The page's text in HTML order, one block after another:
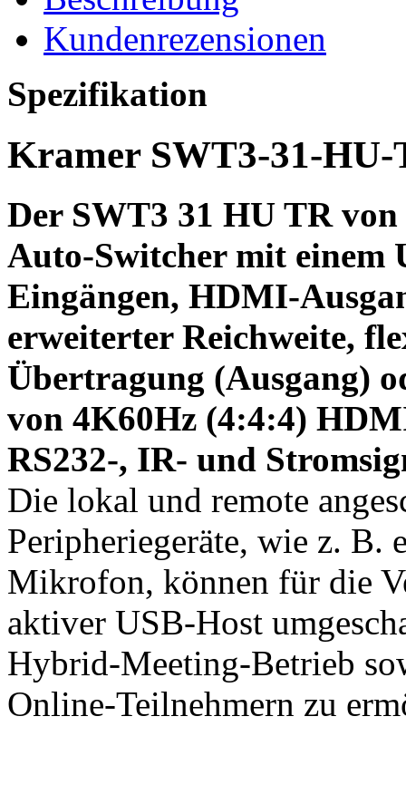
Kundenrezensionen
Spezifikation
Kramer SWT3-31-HU-
Der SWT3 31 HU TR
Auto-Switchermit einem
Eingängen, HDMI-
erweiterter Reichweite,
Übertragung (Ausgang)
von 4K60Hz (4:4:4)
RS232-, IR- und
Die lokal und remote
Peripheriegeräte, wie z. B.
Mikrofon, können für die
aktiver USB-Host
Hybrid-Meeting-Betrieb
Online-Teilnehmern zu